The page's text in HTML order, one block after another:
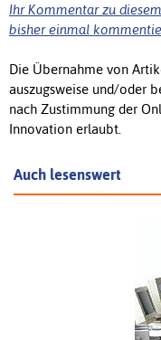
Ihr Kommentar zu
bisher einmal
Die Übernahme von
auszugsweise und/oder
nach Zustimmung der
Innovation erlaubt.
Auch lesenswert